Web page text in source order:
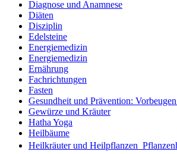
Diagnose und Anamnese
Diäten
Disziplin
Edelsteine
Energiemedizin
Energiemedizin
Ernährung
Fachrichtungen
Fasten
Gesundheit und Prävention:
Gewürze und Kräuter
Hatha Yoga
Heilbäume
Heilkräuter und Heilpflanzen 